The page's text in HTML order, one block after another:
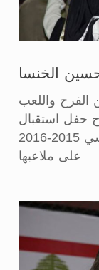
الخنسا
الفرح واللعب
حفل استقبال
لاطفال الروضة الأولى للعام الدراسي 2015-2016
على ملاعبها